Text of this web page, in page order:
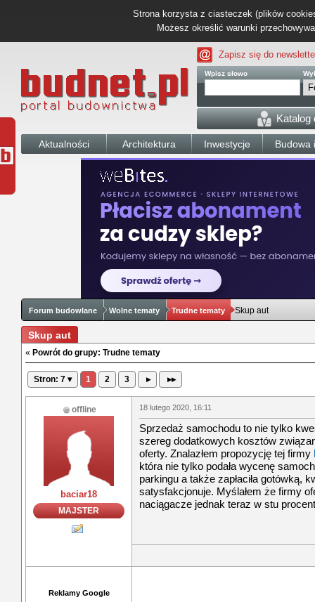
Strona korzysta z ciasteczek (plików
Możesz określić warunki
Zapisz się do
Wpisz słowo
Katalog
Aktualności Architektura Inwestycje Budowa
Forum budowlane Wolne tematy Trudne tematy Skup aut
Skup aut
« Powrót do grupy: Trudne tematy
Stron: 7 ▾ 1 2 3 ▸ ▸▸
offline
baciar18
MAJSTER
18 lutego 2020, 16:11
Sprzedaż samochodu to nie tylko
szereg dodatkowych kosztów
oferty. Znalazłem propozycję tej firmy
która nie tylko podała wycenę
parkingu a także zapłaciła gotówką,
satysfakcjonuje. Myślałem że firmy
naciągacze jednak teraz w stu
Reklamy Google